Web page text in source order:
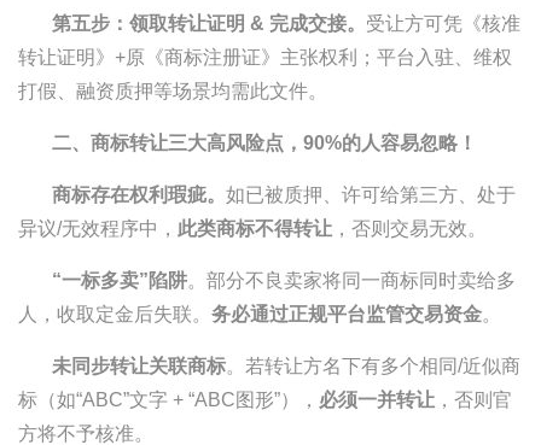
第五步：领取转让证明 & 完成交接。 受让方可凭《核准
转让证明》+原《商标注册证》主张权利；平台入驻、维权
打假、融资质押等场景均需此文件。
二、商标转让三大高风险点，90%的人容易忽略！
商标存在权利瑕疵。 如已被质押、许可给第三方、处于
异议/无效程序中， 此类商标不得转让 ，否则交易无效。
“一标多卖”陷阱。部分不良卖家将同一商标同时卖给多
人，收取定金后失联。 务必通过正规平台监管交易资金。
未同步转让关联商标。若转让方名下有多个相同/近似商
标（如“ABC”文字 + “ABC图形”）， 必须一并转让 ，否则官
方将不予核准。